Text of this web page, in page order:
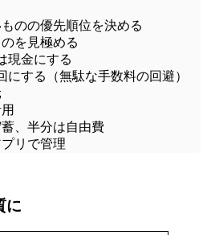
のの優先順位を決める
を見極める
現金にする
にする（無駄な手数料の回避）
、半分は自由費
リで管理
に